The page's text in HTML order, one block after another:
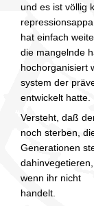
und es ist völlig
hat einfach
die mangelnde
hochorganisiert
system der
entwickelt hatte.
Versteht, daß
noch sterben,
Generationen
dahinvegetieren,
wenn ihr nicht
handelt.